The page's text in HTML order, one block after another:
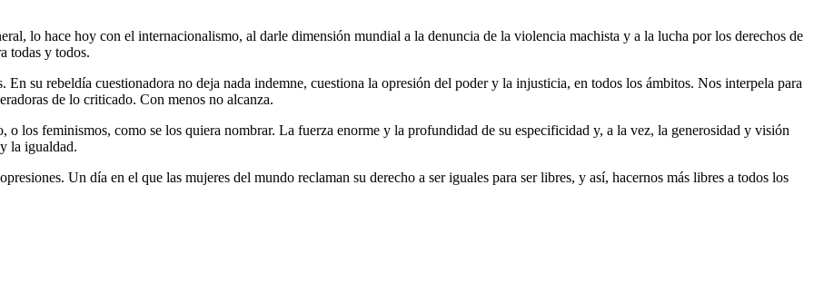
lo hace hoy con el internacionalismo, al darle dimensión mundial a la denuncia de la violencia machista y a la lucha por los derechos de
todas y todos.
En su rebeldía cuestionadora no deja nada indemne, cuestiona la opresión del poder y la injusticia, en todos los ámbitos. Nos interpela para
de lo criticado. Con menos no alcanza.
o los feminismos, como se los quiera nombrar. La fuerza enorme y la profundidad de su especificidad y, a la vez, la generosidad y visión
la igualdad.
Un día en el que las mujeres del mundo reclaman su derecho a ser iguales para ser libres, y así, hacernos más libres a todos los